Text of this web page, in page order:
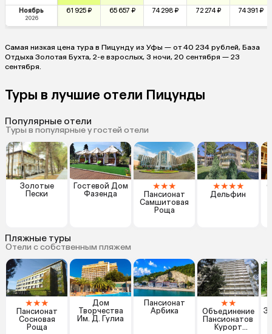
Ноябрь
2026
61 925 ₽ 65 657 ₽ 74 298 ₽ 72 274 ₽ 74 391 ₽
Самая низкая цена тура в Пицунду из Уфы — от 40 234 рублей, База
Отдыха Золотая Бухта, 2-е взрослых, 3 ночи, 20 сентября — 23
сентября.
Туры в лучшие отели Пицунды
Популярные отели
Туры в популярные у гостей отели
Золотые
Пески
Гостевой Дом
Фазенда
★★★
Пансионат
Самшитовая
Роща
★★★★
Дельфин
Пляжные туры
Отели с собственным пляжем
★★★
Пансионат
Сосновая
Роща
Дом
Творчества
Им. Д. Гулиа
Пансионат
Арбика
★★
Объединение
Пансионатов
Курорт